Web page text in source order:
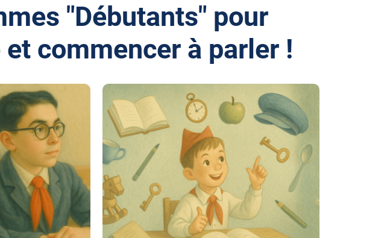
"Débutants" pour
commencer à parler !